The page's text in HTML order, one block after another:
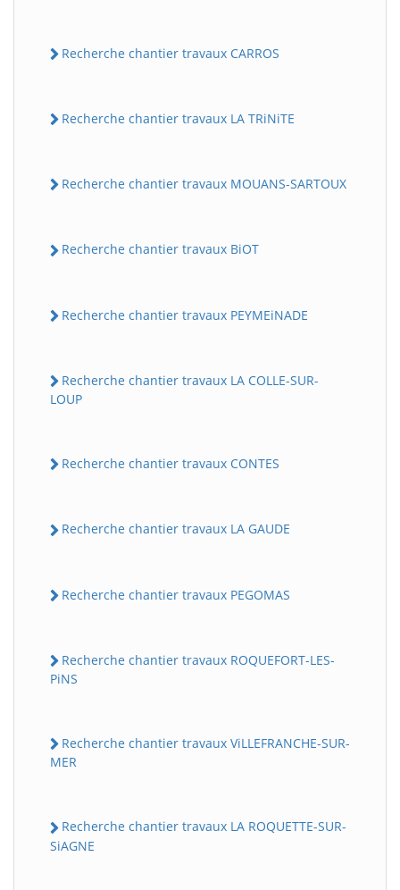
Recherche chantier travaux CARROS
Recherche chantier travaux LA TRiNiTE
Recherche chantier travaux MOUANS-SARTOUX
Recherche chantier travaux BiOT
Recherche chantier travaux PEYMEiNADE
Recherche chantier travaux LA COLLE-SUR-
LOUP
Recherche chantier travaux CONTES
Recherche chantier travaux LA GAUDE
Recherche chantier travaux PEGOMAS
Recherche chantier travaux ROQUEFORT-LES-
PiNS
Recherche chantier travaux ViLLEFRANCHE-SUR-
MER
Recherche chantier travaux LA ROQUETTE-SUR-
SiAGNE